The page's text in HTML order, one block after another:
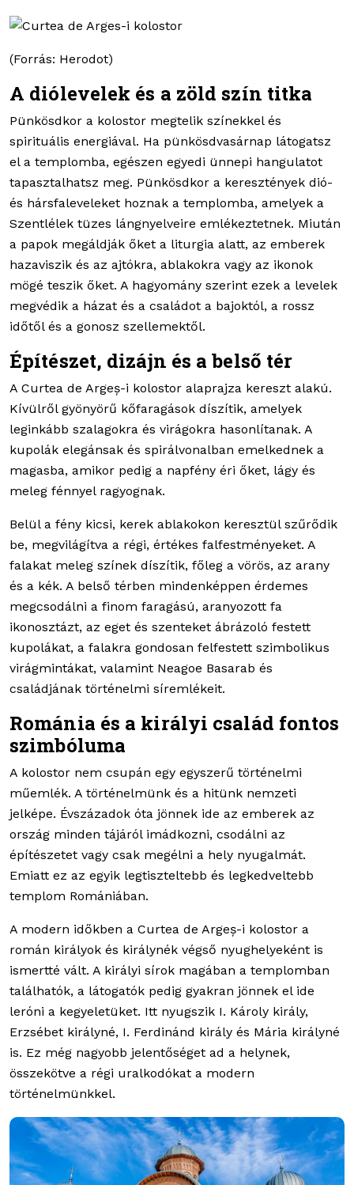
(Forrás: Herodot)
A diólevelek és a zöld szín titka
Pünkösdkor a kolostor megtelik színekkel és
spirituális energiával. Ha pünkösdvasárnap látogatsz
el a templomba, egészen egyedi ünnepi hangulatot
tapasztalhatsz meg. Pünkösdkor a keresztények dió-
és hársfaleveleket hoznak a templomba, amelyek a
Szentlélek tüzes lángnyelveire emlékeztetnek. Miután
a papok megáldják őket a liturgia alatt, az emberek
hazaviszik és az ajtókra, ablakokra vagy az ikonok
mögé teszik őket. A hagyomány szerint ezek a levelek
megvédik a házat és a családot a bajoktól, a rossz
időtől és a gonosz szellemektől.
Építészet, dizájn és a belső tér
A Curtea de Argeș-i kolostor alaprajza kereszt alakú.
Kívülről gyönyörű kőfaragások díszítik, amelyek
leginkább szalagokra és virágokra hasonlítanak. A
kupolák elegánsak és spirálvonalban emelkednek a
magasba, amikor pedig a napfény éri őket, lágy és
meleg fénnyel ragyognak.
Belül a fény kicsi, kerek ablakokon keresztül szűrődik
be, megvilágítva a régi, értékes falfestményeket. A
falakat meleg színek díszítik, főleg a vörös, az arany
és a kék. A belső térben mindenképpen érdemes
megcsodálni a finom faragású, aranyozott fa
ikonosztázt, az eget és szenteket ábrázoló festett
kupolákat, a falakra gondosan felfestett szimbolikus
virágmintákat, valamint Neagoe Basarab és
családjának történelmi síremlékeit.
Románia és a királyi család fontos
szimbóluma
A kolostor nem csupán egy egyszerű történelmi
műemlék. A történelmünk és a hitünk nemzeti
jelképe. Évszázadok óta jönnek ide az emberek az
ország minden tájáról imádkozni, csodálni az
építészetet vagy csak megélni a hely nyugalmát.
Emiatt ez az egyik legtiszteltebb és legkedveltebb
templom Romániában.
A modern időkben a Curtea de Argeș-i kolostor a
román királyok és királynék végső nyughelyeként is
ismertté vált. A királyi sírok magában a templomban
találhatók, a látogatók pedig gyakran jönnek el ide
leróni a kegyeletüket. Itt nyugszik I. Károly király,
Erzsébet királyné, I. Ferdinánd király és Mária királyné
is. Ez még nagyobb jelentőséget ad a helynek,
összekötve a régi uralkodókat a modern
történelmünkkel.